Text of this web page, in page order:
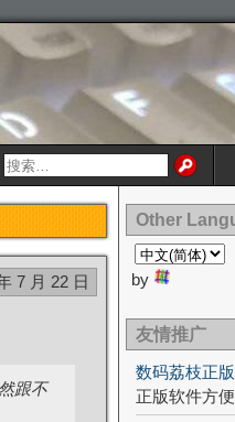
7 月 22 日
跟不
Other
by
友情推广
数码荔枝正
正版软件方便